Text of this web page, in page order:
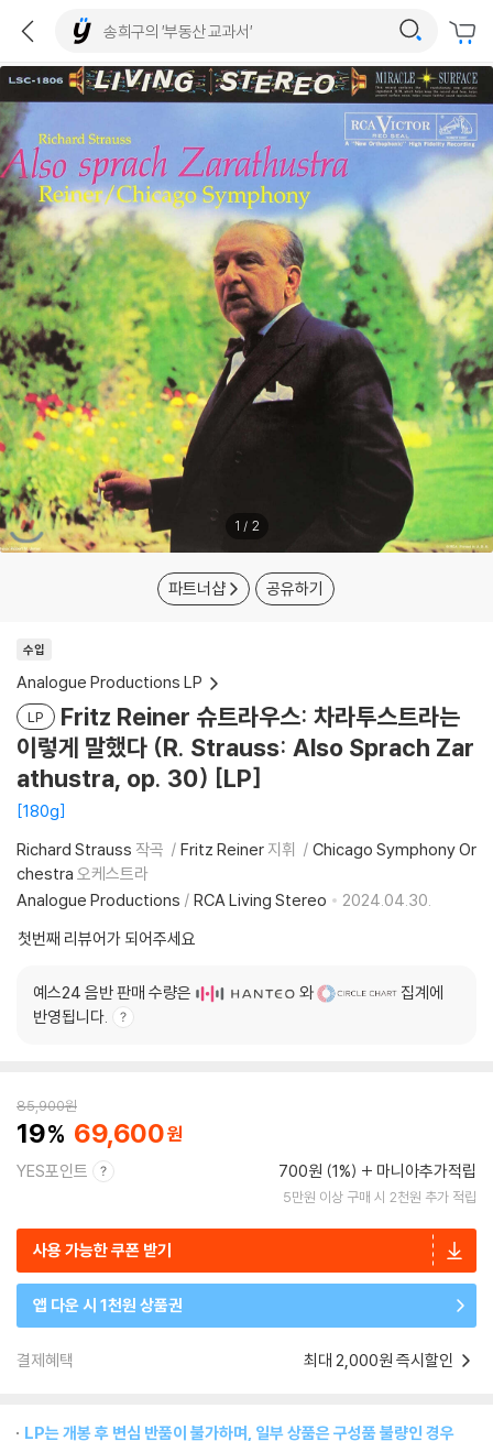
1 / 2
파트너샵 공유하기
수입
Analogue Productions LP
LP
Fritz Reiner 슈트라우스: 차라투스트라는
이렇게 말했다 (R. Strauss: Also Sprach Zar
athustra, op. 30) [LP]
180g
Richard Strauss 작곡 Fritz Reiner 지휘
Chicago Symphony Or
chestra 오케스트라
Analogue Productions / RCA Living Stereo
2024.04.30.
첫번째 리뷰어가 되어주세요
예스24 음반 판매 수량은 와
집계에
반영됩니다.
85,900원
19 69,600
YES포인트 700원 (1%) 마니아추가적립
5만원 이상 구매 시 2천원 추가 적립
사용 가능한 쿠폰 받기
앱 다운 시 1천원 상품권
결제혜택 최대 2,000원 즉시할인
LP는 개봉 후 변심 반품이 불가하며, 일부 상품은 구성품 불량인 경우